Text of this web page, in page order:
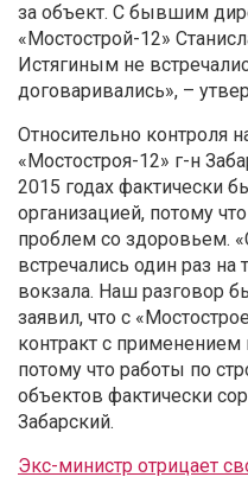
за объект. С бывшим
«Мостострой-12»
Истягиным не
договаривались», –
Относительно контроля
«Мостостроя-12» г-н
2015 годах фактически
организацией, потому
проблем со здоровьем.
встречались один раз на
вокзала. Наш разговор
заявил, что с
контракт с
потому что работы по
объектов фактически
Забарский.
Экс-министр отрицает